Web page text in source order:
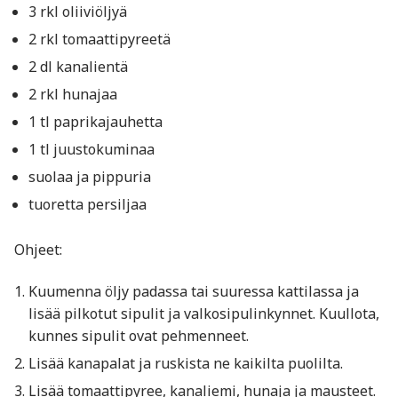
3 rkl oliiviöljyä
2 rkl tomaattipyreetä
2 dl kanalientä
2 rkl hunajaa
1 tl paprikajauhetta
1 tl juustokuminaa
suolaa ja pippuria
tuoretta persiljaa
Ohjeet:
Kuumenna öljy padassa tai suuressa kattilassa ja
lisää pilkotut sipulit ja valkosipulinkynnet. Kuullota,
kunnes sipulit ovat pehmenneet.
Lisää kanapalat ja ruskista ne kaikilta puolilta.
Lisää tomaattipyree, kanaliemi, hunaja ja mausteet.